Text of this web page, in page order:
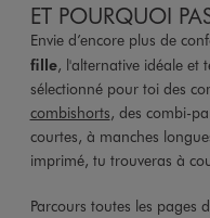
ET POURQUOI
Envie d’encore plus de
fille, l'alternative idéale et
sélectionné pour toi des
combishorts, des combi-
courtes, à manches
imprimé, tu trouveras à
Parcours toutes les pages